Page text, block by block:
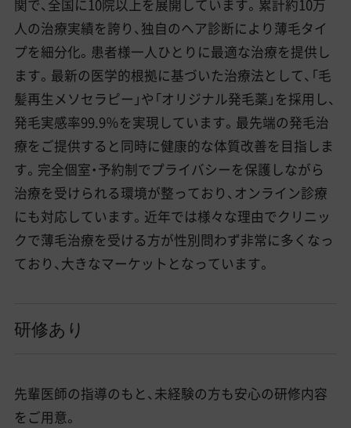
関で、全国に10院以上を展開しています。累計約10万
人の治療実績を誇り、独自のヘア診断により薄毛タイ
プを細分化。患者様一人ひとりに最適な治療を提供し
ます。最新の医学的根拠に基づいた治療法として、「毛
髪再生メソセラピー」や「オリジナル発毛薬」を採用し、
発毛実感率99.9％を実現しています。最先端の発毛治
療をご提供すると同時に健康的な体質改善を目指しま
す。完全個室・予約制でプライバシーを保護しながら
治療を受けられる環境が整っており、オンライン診療
にも対応しています。近年では様々な理由でクリニッ
クで薄毛治療を受ける方が性別問わず非常に多くなっ
ており、大きなマーケットとなっています。
研修あり
先輩医師の指導のもと、未経験の方も安心の研修内容
をご用意。